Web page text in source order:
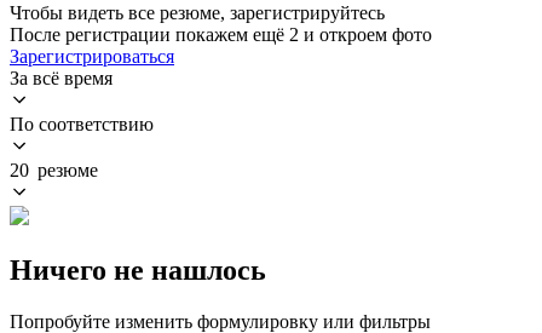
Чтобы видеть все резюме, зарегистрируйтесь
После регистрации покажем ещё 2 и откроем фото
Зарегистрироваться
За всё время
По соответствию
20 резюме
Ничего не нашлось
Попробуйте изменить формулировку или фильтры